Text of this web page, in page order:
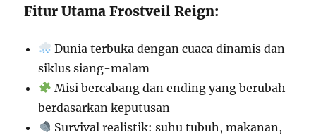
Fitur Utama Frostveil Reign:
Dunia terbuka dengan cuaca dinamis dan
siklus siang-malam
Misi bercabang dan ending yang berubah
berdasarkan keputusan
Survival realistik: suhu tubuh, makanan,